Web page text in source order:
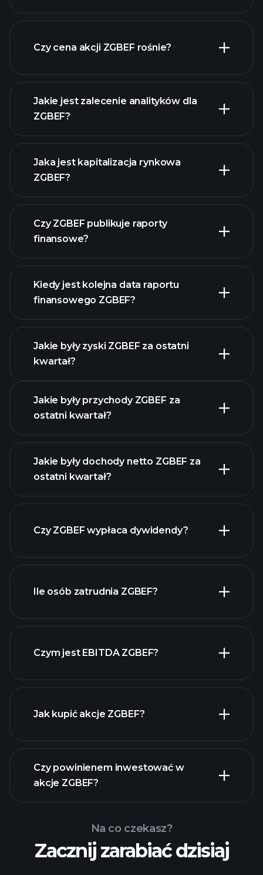
zaawansowanej wykresie
Czy cena akcji ZGBEF rośnie?
ZGBEF wykresie.
Jakie jest zalecenie analityków dla
ZGBEF?
Jaka jest kapitalizacja rynkowa
ZGBEF?
Czy ZGBEF publikuje raporty
finansowe?
finanse ZGBEF
Kiedy jest kolejna data raportu
finansowego ZGBEF?
Jakie były zyski ZGBEF za ostatni
kwartał?
zysków ZGBEF
Jakie były przychody ZGBEF za
ostatni kwartał?
raporty finansowe ZGBEF
Jakie były dochody netto ZGBEF za
ostatni kwartał?
ZGBEF
Czy ZGBEF wypłaca dywidendy?
Ile osób zatrudnia ZGBEF?
Czym jest EBITDA ZGBEF?
raporty finansowe
Jak kupić akcje ZGBEF?
Turniejach
Czy powinienem inwestować w
akcje ZGBEF?
Na co czekasz?
Zacznij zarabiać dzisiaj